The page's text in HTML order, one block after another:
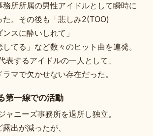
務所所属の男性アイドルとして瞬時に
た。その後も「悲しみ2(TOO)
スに酔いしれて」
してる」など数々のヒット曲を連発。
表するアイドルの一人として、
マで欠かせない存在だった。
第一線での活動
ャニーズ事務所を退所し独立。
出が減ったが、